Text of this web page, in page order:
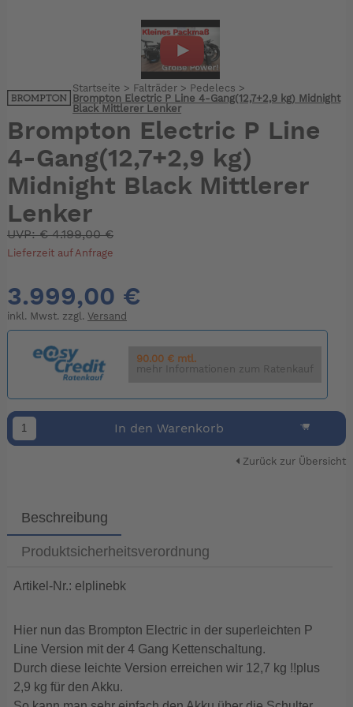
Startseite > Falträder > Pedelecs >
Brompton Electric P Line 4-Gang(12,7+2,9 kg) Midnight
Black Mittlerer Lenker
Brompton Electric P Line
4-Gang(12,7+2,9 kg)
Midnight Black Mittlerer
Lenker
UVP:€4.199,00 €
Lieferzeit auf Anfrage
3.999,00 €
inkl. Mwst. zzgl. Versand
90.00 € mtl.
mehr Informationen zum Ratenkauf
In den Warenkorb
Zurück zur Übersicht
Beschreibung
Produktsicherheitsverordnung
Artikel-Nr.: elplinebk
Hier nun das Brompton Electric in der superleichten P
Line Version mit der 4 Gang Kettenschaltung.
Durch diese leichte Version erreichen wir 12,7 kg !!plus
2,9 kg für den Akku.